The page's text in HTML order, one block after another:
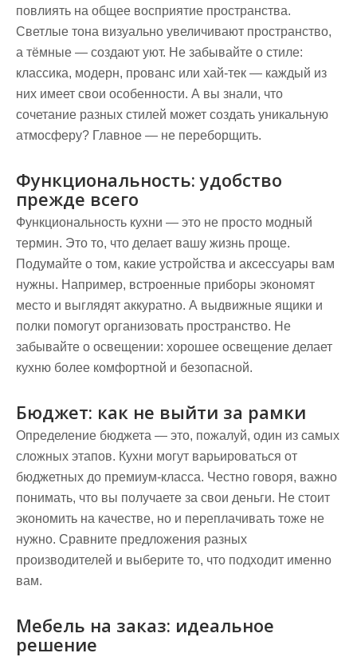
повлиять на общее восприятие пространства.
Светлые тона визуально увеличивают пространство,
а тёмные — создают уют. Не забывайте о стиле:
классика, модерн, прованс или хай-тек — каждый из
них имеет свои особенности. А вы знали, что
сочетание разных стилей может создать уникальную
атмосферу? Главное — не переборщить.
Функциональность: удобство
прежде всего
Функциональность кухни — это не просто модный
термин. Это то, что делает вашу жизнь проще.
Подумайте о том, какие устройства и аксессуары вам
нужны. Например, встроенные приборы экономят
место и выглядят аккуратно. А выдвижные ящики и
полки помогут организовать пространство. Не
забывайте о освещении: хорошее освещение делает
кухню более комфортной и безопасной.
Бюджет: как не выйти за рамки
Определение бюджета — это, пожалуй, один из самых
сложных этапов. Кухни могут варьироваться от
бюджетных до премиум-класса. Честно говоря, важно
понимать, что вы получаете за свои деньги. Не стоит
экономить на качестве, но и переплачивать тоже не
нужно. Сравните предложения разных
производителей и выберите то, что подходит именно
вам.
Мебель на заказ: идеальное
решение